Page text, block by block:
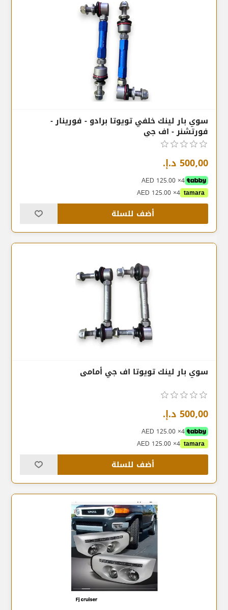
سوي بار لينك خلفي تويوتا برادو - فورينار -
فورتشنر - اف جي
500٫00 د.إ.‏
4× AED 125.00
tamara
4× AED 125.00
أضف للسلة
سوي بار لينك تويوتا اف جي أمامى
500٫00 د.إ.‏
4× AED 125.00
tamara
4× AED 125.00
أضف للسلة